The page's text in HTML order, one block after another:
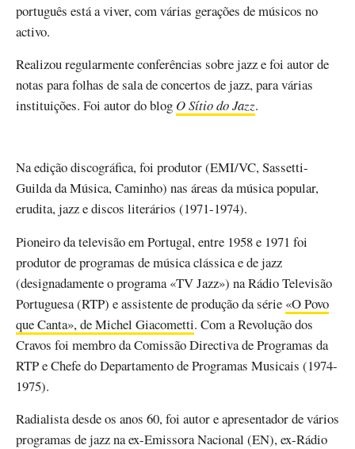
português está a viver, com várias gerações de músicos no
activo.
Realizou regularmente conferências sobre jazz e foi autor de
notas para folhas de sala de concertos de jazz, para várias
instituições. Foi autor do blog O Sítio do Jazz.
Na edição discográfica, foi produtor (EMI/VC, Sassetti-
Guilda da Música, Caminho) nas áreas da música popular,
erudita, jazz e discos literários (1971-1974).
Pioneiro da televisão em Portugal, entre 1958 e 1971 foi
produtor de programas de música clássica e de jazz
(designadamente o programa «TV Jazz») na Rádio Televisão
Portuguesa (RTP) e assistente de produção da série «O Povo
que Canta», de Michel Giacometti. Com a Revolução dos
Cravos foi membro da Comissão Directiva de Programas da
RTP e Chefe do Departamento de Programas Musicais (1974-
1975).
Radialista desde os anos 60, foi autor e apresentador de vários
programas de jazz na ex-Emissora Nacional (EN), ex-Rádio